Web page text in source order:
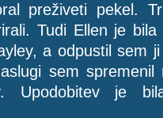
preživeti pekel.
Tudi Ellen je
a odpustil sem
sem
Upodobitev je